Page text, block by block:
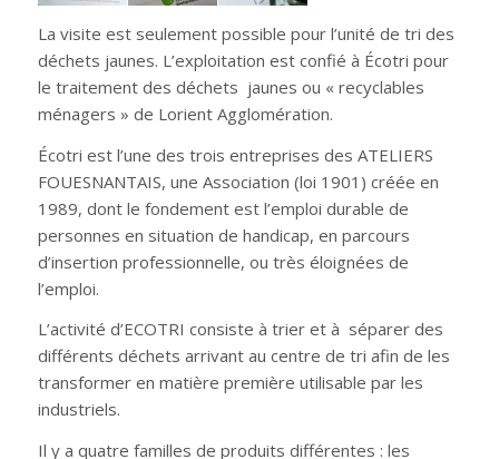
La visite est seulement possible pour l’unité de tri des
déchets jaunes. L’exploitation est confié à Écotri pour
le traitement des déchets jaunes ou « recyclables
ménagers » de Lorient Agglomération.
Écotri est l’une des trois entreprises des ATELIERS
FOUESNANTAIS, une Association (loi 1901) créée en
1989, dont le fondement est l’emploi durable de
personnes en situation de handicap, en parcours
d’insertion professionnelle, ou très éloignées de
l’emploi.
L’activité d’ECOTRI consiste à trier et à séparer des
différents déchets arrivant au centre de tri afin de les
transformer en matière première utilisable par les
industriels.
Il y a quatre familles de produits différentes : les